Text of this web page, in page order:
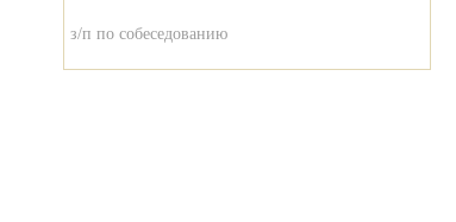
з/п по собеседованию